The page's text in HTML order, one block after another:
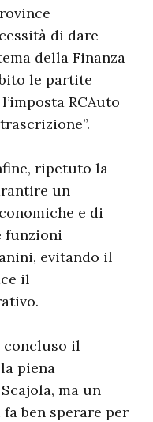
di dare
della Finanza
le partite
RCAuto
ripetuto la
un
e di
funzioni
evitando il
il
concluso il
piena
ma un
ben sperare per